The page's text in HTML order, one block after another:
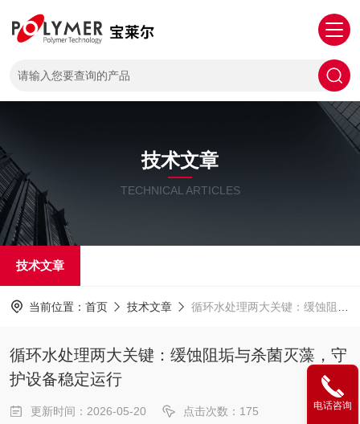
技术文章
TECHNICAL ARTICLES
技术文章
当前位置： 首页 技术文章 循环水处理两大关键：缓蚀阻垢与杀菌灭藻，守护设备稳定运行
循环水处理两大关键：缓蚀阻垢与杀菌灭藻，守
护设备稳定运行
更新时间：2026-05-20 点击次数：175 电话咨询